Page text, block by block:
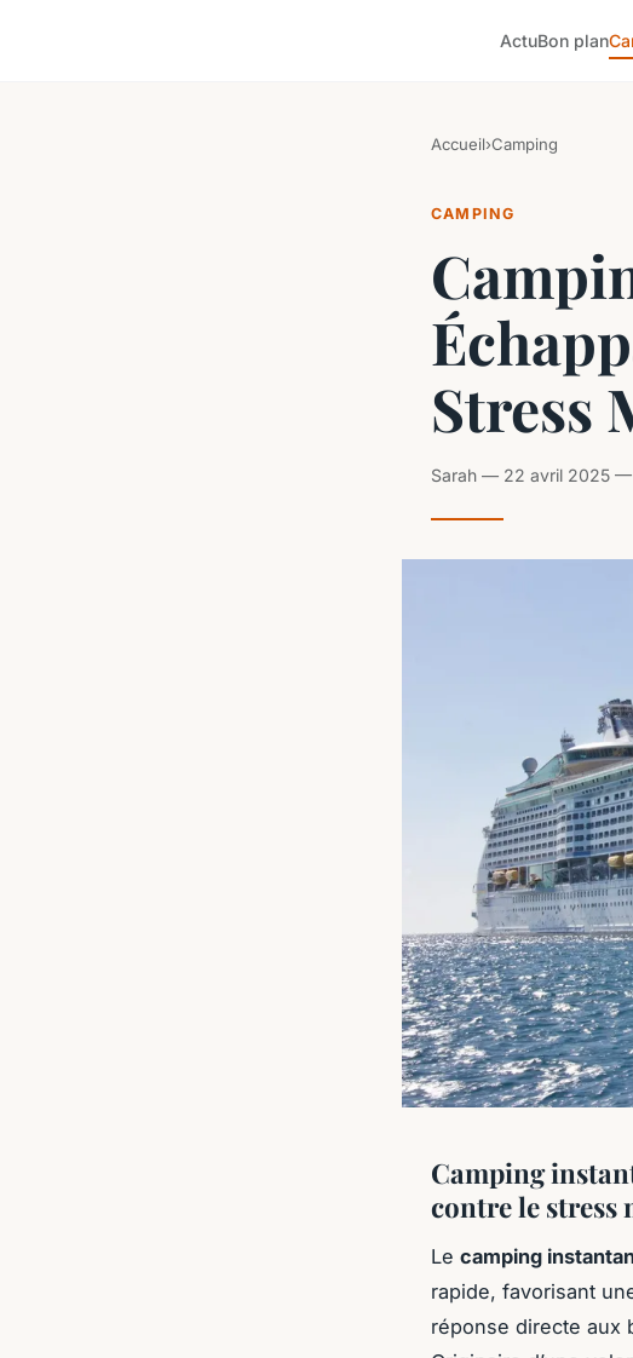
ActuBon plan
Accueil›Camping
CAMPING
Stress
Sarah — 22 avril 2025 —
Camping
contre le stress
Le camping
rapide, favorisant
réponse directe aux